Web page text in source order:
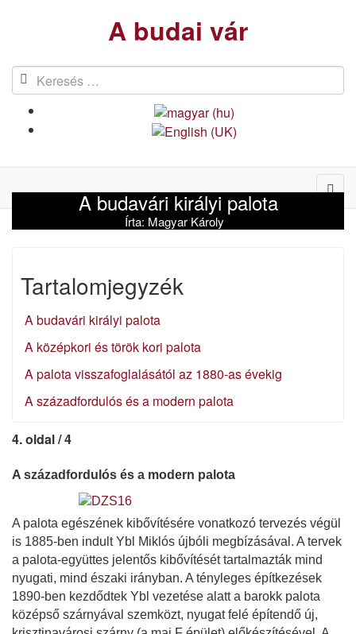
A budai vár
A budavári királyi palota
Írta: Magyar Károly
Tartalomjegyzék
A budavári királyi palota
A középkori és török kori palota
A palota visszafoglalásától az 1880-as évekig
A századfordulós és a modern palota
4. oldal / 4
A századfordulós és a modern palota
A palota egészének kibővítésére vonatkozó tervezés végül
is 1885-ben indult Ybl Miklós újbóli megbízásával. A tervek
a palota-együttes jelentős kibővítését tartalmazták mind
nyugati, mind északi irányban. A tényleges építkezések
1890-ben kezdődtek Ybl vezetése alatt a barokk palota
középső szárnyával szemközt, nyugat felé építendő új,